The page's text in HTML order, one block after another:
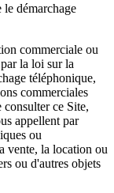
démarchage
commerciale ou
la loi sur la
téléphonique,
commerciales
ce Site,
appellent par
ou
vente, la location ou
ou d'autres objets